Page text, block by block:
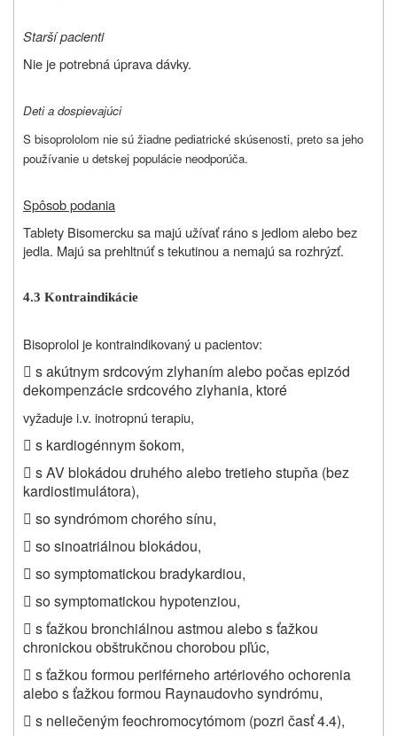
Starší pacienti
Nie je potrebná úprava dávky.
Deti a dospievajúci
S bisoprololom nie sú žiadne pediatrické skúsenosti, preto sa jeho
používanie u detskej populácie neodporúča.
Spôsob podania
Tablety Bisomercku sa majú užívať ráno s jedlom alebo bez
jedla. Majú sa prehltnúť s tekutinou a nemajú sa rozhrýzť.
4.3 Kontraindikácie
Bisoprolol je kontraindikovaný u pacientov:
 s akútnym srdcovým zlyhaním alebo počas epizód
dekompenzácie srdcového zlyhania, ktoré
vyžaduje i.v. inotropnú terapiu,
 s kardiogénnym šokom,
 s AV blokádou druhého alebo tretieho stupňa (bez
kardiostimulátora),
 so syndrómom chorého sínu,
 so sinoatriálnou blokádou,
 so symptomatickou bradykardiou,
 so symptomatickou hypotenziou,
 s ťažkou bronchiálnou astmou alebo s ťažkou
chronickou obštrukčnou chorobou pľúc,
 s ťažkou formou periférneho artériového ochorenia
alebo s ťažkou formou Raynaudovho syndrómu,
 s neliečeným feochromocytómom (pozri časť 4.4),